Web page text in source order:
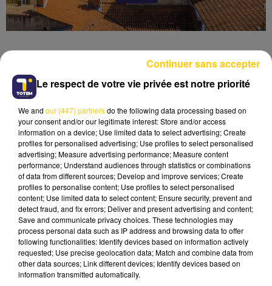
22 juin 2026 - 3 min 45 sec
L'INFO DU PUY-DE-DÔME DU 22/06/26
À 17H59
Ecoutez sur Totem l'information dans le Cantal,
le pays de Brioude et Issoire avec les reportages
de nos journalistes sur le terrain.
Le respect de votre vie privée est notre priorité
We and our (447) partnersdo the following data processing based on
your consent and/or our legitimate interest: Store and/or access
information on a device; Use limited data to select advertising; Create
profiles for personalised advertising; Use profiles to select personalised
advertising; Measure advertising performance; Measure content
performance; Understand audiences through statistics or combinations
of data from different sources; Develop and improve services; Create
profiles to personalise content; Use profiles to select personalised
content; Use limited data to select content; Ensure security, prevent and
detect fraud, and fix errors; Deliver and present advertising and content;
Save and communicate privacy choices. These technologies may
process personal data such as IP address and browsing data to offer
following functionalities: Identify devices based on information actively
requested; Use precise geolocation data; Match and combine data from
other data sources; Link different devices; Identify devices based on
information transmitted automatically.
Continuer sans accepter